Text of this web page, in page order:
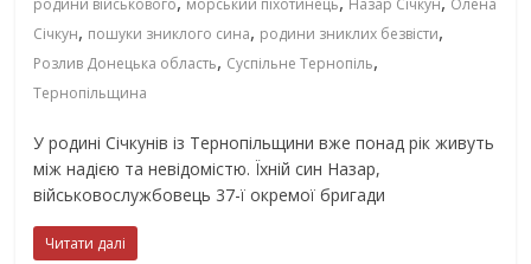
родини військового морський піхотинець Назар Січкун Олена
Січкун, пошуки зниклого сина, родини зниклих безвісти,
Розлив Донецька область, Суспільне Тернопіль,
Тернопільщина
У родині Січкунів із Тернопільщини вже понад рік живуть
між надією та невідомістю. Їхній син Назар,
військовослужбовець 37-ї окремої бригади
Читати далі